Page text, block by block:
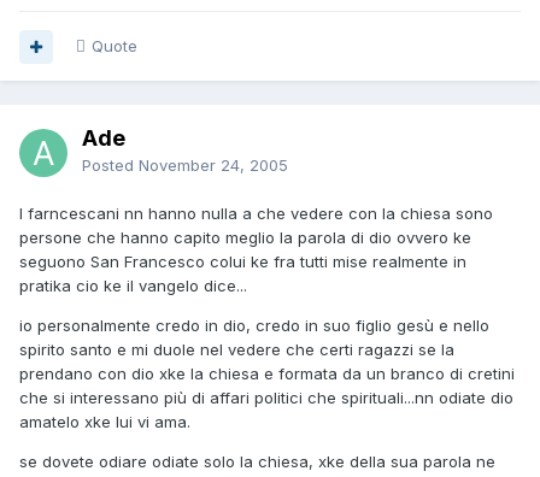
Quote
Ade
Posted November 24, 2005
I farncescani nn hanno nulla a che vedere con la chiesa sono
persone che hanno capito meglio la parola di dio ovvero ke
seguono San Francesco colui ke fra tutti mise realmente in
pratika cio ke il vangelo dice...
io personalmente credo in dio, credo in suo figlio gesù e nello
spirito santo e mi duole nel vedere che certi ragazzi se la
prendano con dio xke la chiesa e formata da un branco di cretini
che si interessano più di affari politici che spirituali...nn odiate dio
amatelo xke lui vi ama.
se dovete odiare odiate solo la chiesa, xke della sua parola ne